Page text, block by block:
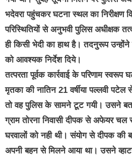
भदेवरा पहुंचकर घटना स्थल का निरीक्षण
परिस्थितियों से अनुभवी पुलिस अधीक्षक
ही किसी भेदी का हाथ है। तदनुरूप उन्होंने
को आवश्यक निर्देश दिये।
तत्परता पूर्वक कार्रवाई के परिणाम
मृतका की नातिन 21 वर्षीया पल्लवी
तो वह पुलिस के सामने टूट गयी। उसने
ग्राम तोरना निवासी दीपक से अफेयर
घरवालों को नही थी। संयोग से दीपक की
अपनी बहन से मिलने आया था। उसने